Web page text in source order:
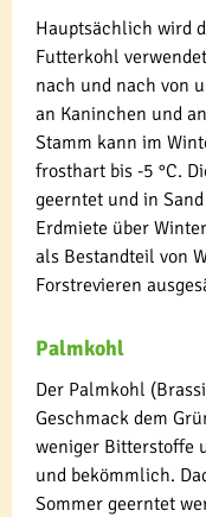
Hauptsächlich wird
Futterkohl
nach und nach von
an Kaninchen und
Stamm kann im
frosthart bis -5 °C.
geerntet und in
Erdmiete über
als Bestandteil von
Forstrevieren
Palmkohl
Der Palmkohl
Geschmack dem
weniger Bitterstoffe
und bekömmlich.
Sommer geerntet